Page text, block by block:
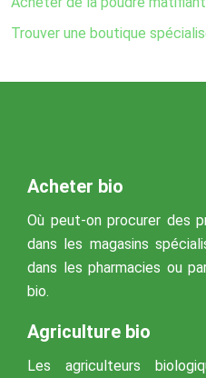
Trouver une boutique
Acheter bio
Où peut-on procurer des
dans les magasins
dans les pharmacies ou
bio.
Agriculture bio
Les agriculteurs